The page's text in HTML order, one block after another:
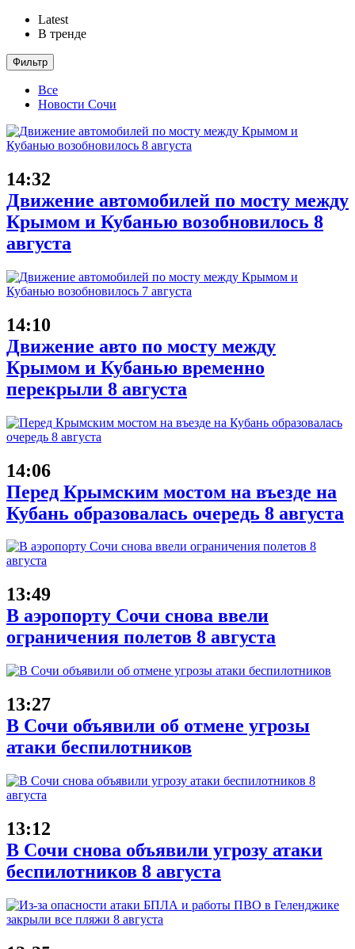
Latest
В тренде
Фильтр
Все
Новости Сочи
14:32
Движение автомобилей по мосту между
Крымом и Кубанью возобновилось 8
августа
14:10
Движение авто по мосту между
Крымом и Кубанью временно
перекрыли 8 августа
14:06
Перед Крымским мостом на въезде на
Кубань образовалась очередь 8 августа
13:49
В аэропорту Сочи снова ввели
ограничения полетов 8 августа
13:27
В Сочи объявили об отмене угрозы
атаки беспилотников
13:12
В Сочи снова объявили угрозу атаки
беспилотников 8 августа